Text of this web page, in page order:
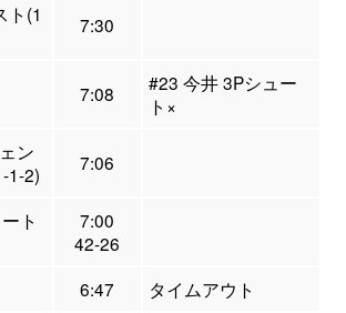
ト(1
7:30
7:08
#23 今井 3Pシュー
ト×
ン
1-2)
7:06
ト
7:00
42-26
6:47
タイムアウト